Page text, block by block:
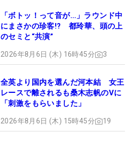
「ボトッ！って音が…」ラウンド中
にまさかの珍客!? 都玲華、頭の上
のセミと“共演”
2026年8月6日 (木) 16時45分 3
全英より国内を選んだ河本結 女王
レースで離されるも桑木志帆のVに
「刺激をもらいました」
2026年8月6日 (木) 15時45分 19